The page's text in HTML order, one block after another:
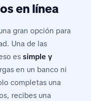
en línea
gran opción para
Una de las
es simple y
en un banco ni
completas una
recibes una